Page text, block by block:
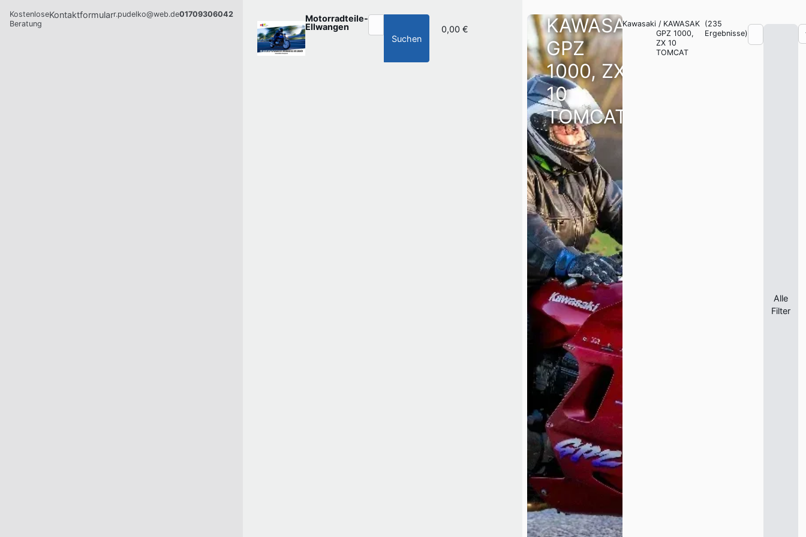
Kostenlose
Beratung
Kontaktformularr.pudelko@web.de01709306042
Motorradteile-
Ellwangen
Suchen
0,00 €
KAWASAK
GPZ
1000, ZX
10
TOMCAT
Kawasaki / KAWASAK
GPZ 1000,
ZX 10
TOMCAT
(235
Ergebnisse)
Alle
Filter